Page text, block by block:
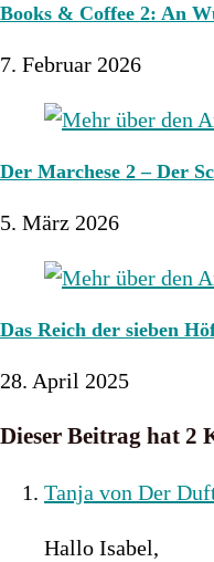
Books & Coffee 2: An
7. Februar 2026
Der Marchese 2 – Der
5. März 2026
Das Reich der sieben
28. April 2025
Dieser Beitrag hat 2
Tanja von Der
Hallo Isabel,